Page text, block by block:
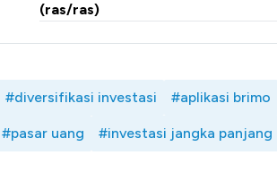
(ras/ras)
#diversifikasi investasi #aplikasi brimo
#pasar uang #investasi jangka panjang